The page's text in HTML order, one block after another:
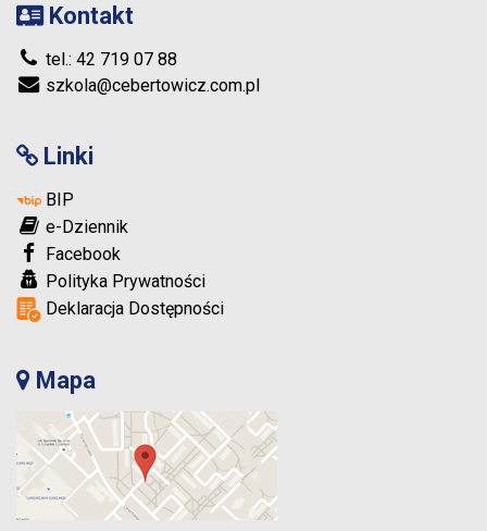
Kontakt
tel.: 42 719 07 88
szkola@cebertowicz.com.pl
Linki
BIP
e-Dziennik
Facebook
Polityka Prywatności
Deklaracja Dostępności
Mapa